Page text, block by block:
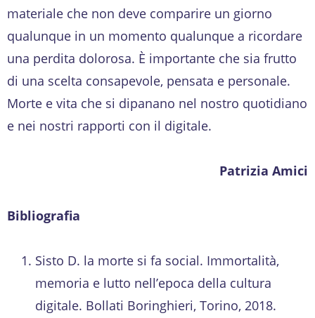
materiale che non deve comparire un giorno
qualunque in un momento qualunque a ricordare
una perdita dolorosa. È importante che sia frutto
di una scelta consapevole, pensata e personale.
Morte e vita che si dipanano nel nostro quotidiano
e nei nostri rapporti con il digitale.
Patrizia Amici
Bibliografia
Sisto D. la morte si fa social. Immortalità,
memoria e lutto nell’epoca della cultura
digitale. Bollati Boringhieri, Torino, 2018.